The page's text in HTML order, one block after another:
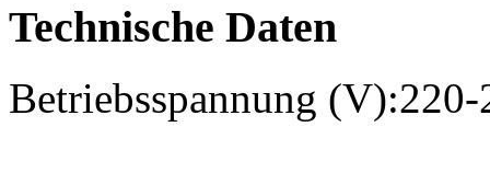
Technische Daten
Betriebsspannung (V):220-